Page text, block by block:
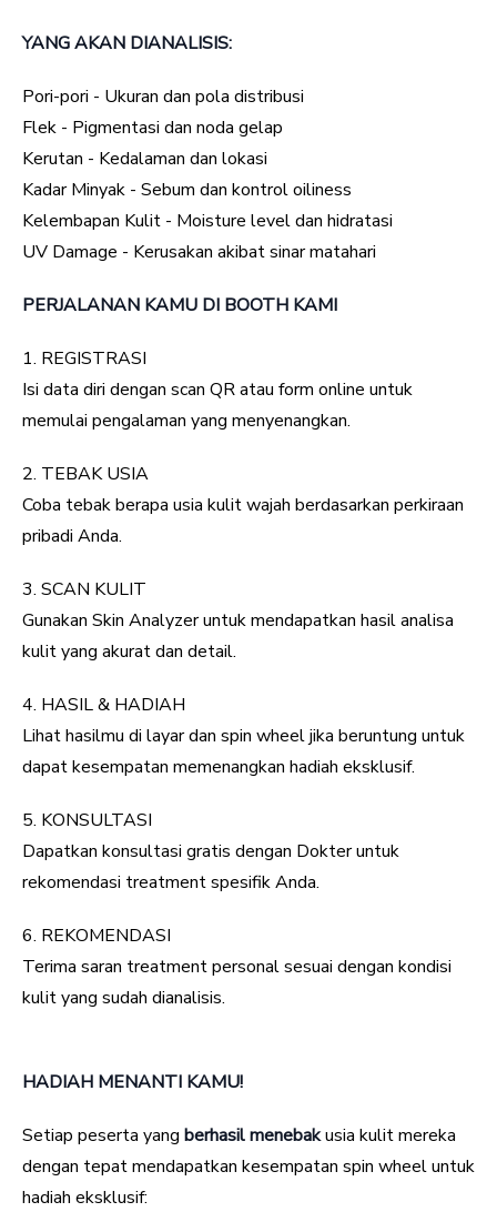
YANG AKAN DIANALISIS:
Pori-pori - Ukuran dan pola distribusi
Flek - Pigmentasi dan noda gelap
Kerutan - Kedalaman dan lokasi
Kadar Minyak - Sebum dan kontrol oiliness
Kelembapan Kulit - Moisture level dan hidratasi
UV Damage - Kerusakan akibat sinar matahari
PERJALANAN KAMU DI BOOTH KAMI
1. REGISTRASI
Isi data diri dengan scan QR atau form online untuk
memulai pengalaman yang menyenangkan.
2. TEBAK USIA
Coba tebak berapa usia kulit wajah berdasarkan perkiraan
pribadi Anda.
3. SCAN KULIT
Gunakan Skin Analyzer untuk mendapatkan hasil analisa
kulit yang akurat dan detail.
4. HASIL & HADIAH
Lihat hasilmu di layar dan spin wheel jika beruntung untuk
dapat kesempatan memenangkan hadiah eksklusif.
5. KONSULTASI
Dapatkan konsultasi gratis dengan Dokter untuk
rekomendasi treatment spesifik Anda.
6. REKOMENDASI
Terima saran treatment personal sesuai dengan kondisi
kulit yang sudah dianalisis.
HADIAH MENANTI KAMU!
Setiap peserta yang berhasil menebakusia kulit mereka
dengan tepat mendapatkan kesempatan spin wheel untuk
hadiah eksklusif: